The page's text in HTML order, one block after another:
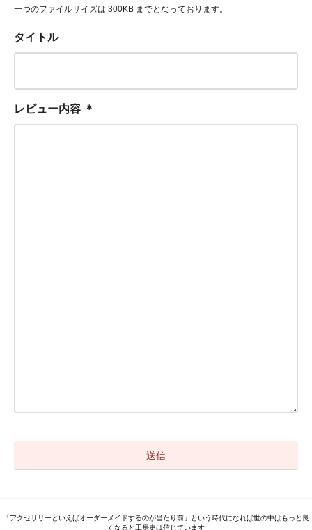
一つのファイルサイズは 300KB までとなっております。
タイトル
レビュー内容 ＊
「アクセサリーといえばオーダーメイドするのが当たり前」という時代になれば世の中はもっと良
くなると工房史は信じています